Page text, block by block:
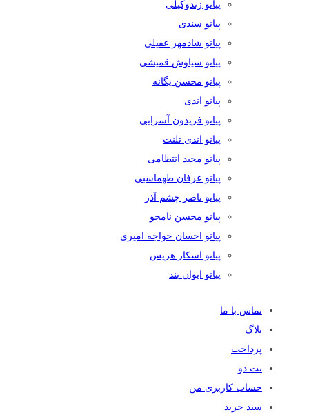
پیانو زندوکیلی
پیانو سندی
پیانو شادمهر عقیلی
پیانو سیاوش قمیشی
پیانو محسن یگانه
پیانو اندی
پیانو فریدون آسرایی
پیانو اندی تلنت
پیانو مجید انتظامی
پیانو عرفان طهماسبی
پیانو ناصر چشم آذر
پیانو محسن نامجو
پیانو احسان خواجه امیری
پیانو اسکار هریس
پیانو ایوان بند
تماس با ما
بلاگ
پرداخت
نت دو
حساب کاربری من
سبد خرید